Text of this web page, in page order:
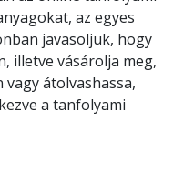
az egyes
javasoljuk, hogy
illetve vásárolja meg,
átolvashassa,
a tanfolyami